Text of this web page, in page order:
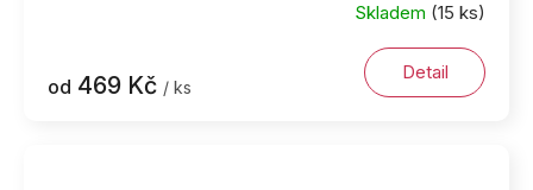
Skladem (15 ks)
od 469 Kč / ks
Detail